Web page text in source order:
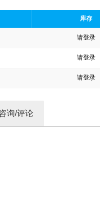
库存
请登录
请登录
请登录
询/评论